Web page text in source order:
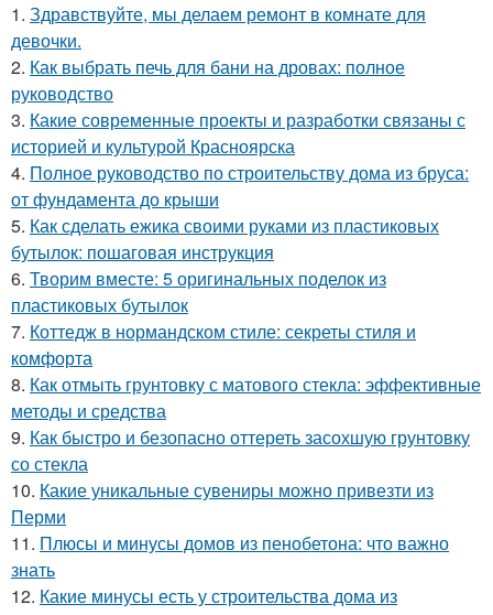
1. Здравствуйте, мы делаем ремонт в комнате для
девочки.
2. Как выбрать печь для бани на дровах: полное
руководство
3. Какие современные проекты и разработки связаны с
историей и культурой Красноярска
4. Полное руководство по строительству дома из бруса:
от фундамента до крыши
5. Как сделать ежика своими руками из пластиковых
бутылок: пошаговая инструкция
6. Творим вместе: 5 оригинальных поделок из
пластиковых бутылок
7. Коттедж в нормандском стиле: секреты стиля и
комфорта
8. Как отмыть грунтовку с матового стекла: эффективные
методы и средства
9. Как быстро и безопасно оттереть засохшую грунтовку
со стекла
10. Какие уникальные сувениры можно привезти из
Перми
11. Плюсы и минусы домов из пенобетона: что важно
знать
12. Какие минусы есть у строительства дома из